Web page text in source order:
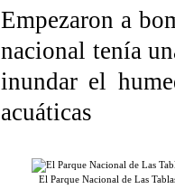
Empezaron a
nacional tenía
inundar el
acuáticas
El Parque Nacional de Las